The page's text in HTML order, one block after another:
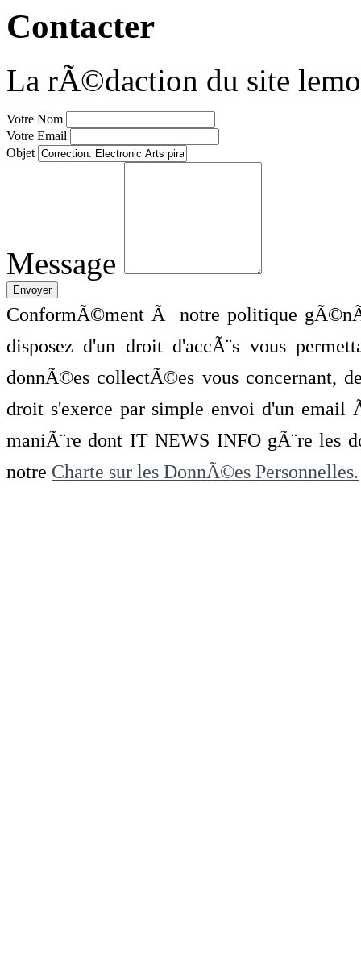
Contacter
La rÃ©daction du site
Votre Nom
Votre Email
Objet
Message
ConformÃ©ment Ã notre politique
disposez d'un droit d'accÃ¨s vous
donnÃ©es collectÃ©es vous concernant,
droit s'exerce par simple envoi d'un
maniÃ¨re dont IT NEWS INFO gÃ¨re les
notre Charte sur les DonnÃ©es Personnelles.